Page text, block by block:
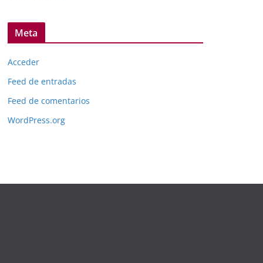
Meta
Acceder
Feed de entradas
Feed de comentarios
WordPress.org